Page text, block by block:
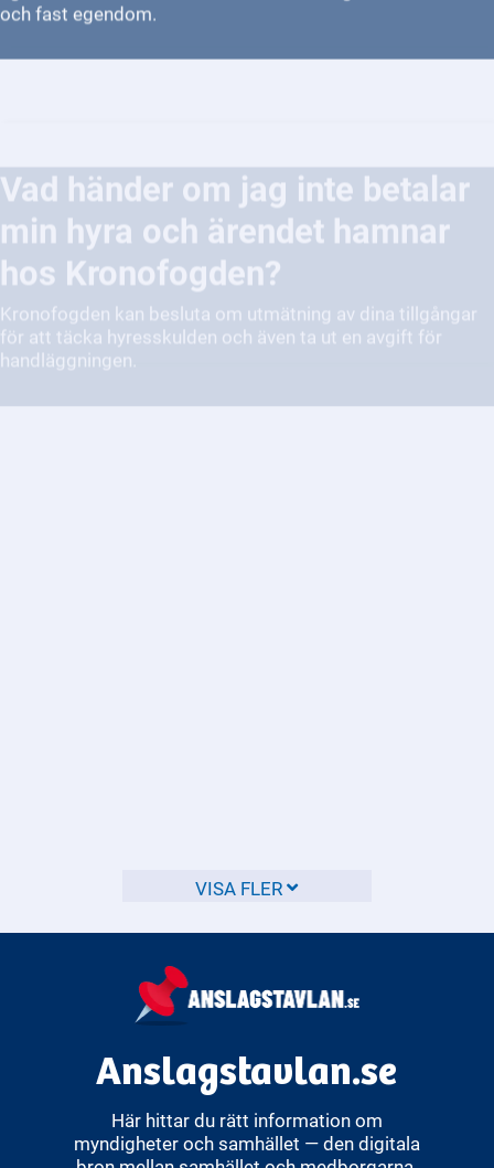
hos Kronofogden?
Kronofogden kan besluta om utmätning av dina tillgångar
för att täcka hyresskulden och även ta ut en avgift för
handläggningen.
VISA FLER
Anslagstavlan.se
Här hittar du rätt information om
myndigheter och samhället — den digitala